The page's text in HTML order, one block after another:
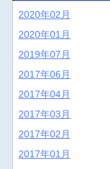
2020年02月
2020年01月
2019年07月
2017年06月
2017年04月
2017年03月
2017年02月
2017年01月